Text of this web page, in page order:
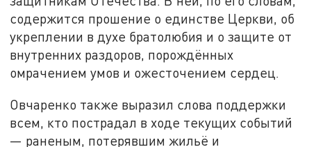
содержится прошение о единстве Церкви, об
укреплении в духе братолюбия и о защите от
внутренних раздоров, порождённых
омрачением умов и ожесточением сердец.
Овчаренко также выразил слова поддержки
всем, кто пострадал в ходе текущих событий
— раненым, потерявшим жильё и